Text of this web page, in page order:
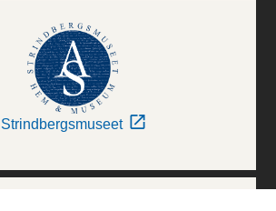
Strindbergsmuseet